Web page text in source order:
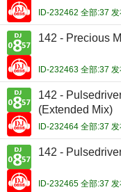
ID-232462 全部:37
142 - Precious
ID-232463 全部:37
142 -
(Extended Mix)
ID-232464 全部:37
142 -
ID-232465 全部:37